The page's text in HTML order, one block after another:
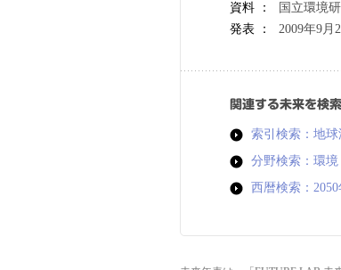
資料 ：
国立環境
発表 ：
2009年9月
関連する未来を検索
索引検索：地
分野検索：環境
西暦検索：2050